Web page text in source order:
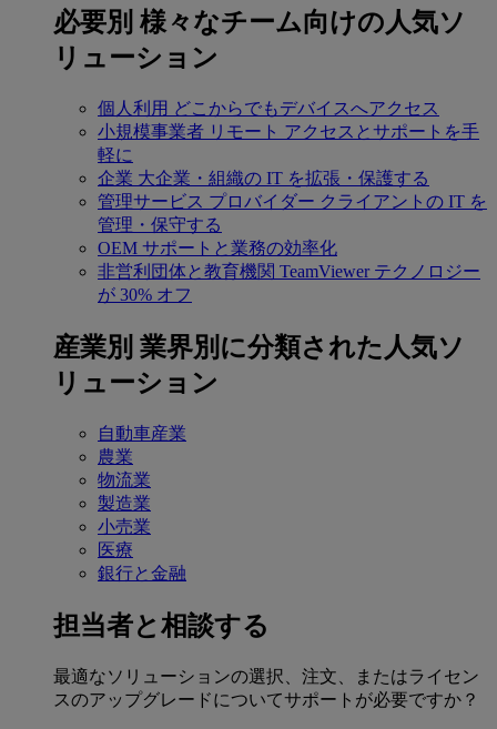
必要別 様々なチーム向けの人気ソ
リューション
個人利用 どこからでもデバイスへアクセス
小規模事業者 リモート アクセスとサポートを手
軽に
企業 大企業・組織の IT を拡張・保護する
管理サービス プロバイダー クライアントの IT を
管理・保守する
OEM サポートと業務の効率化
非営利団体と教育機関 TeamViewer テクノロジー
が 30% オフ
産業別 業界別に分類された人気ソ
リューション
自動車産業
農業
物流業
製造業
小売業
医療
銀行と金融
担当者と相談する
最適なソリューションの選択、注文、またはライセン
スのアップグレードについてサポートが必要ですか？